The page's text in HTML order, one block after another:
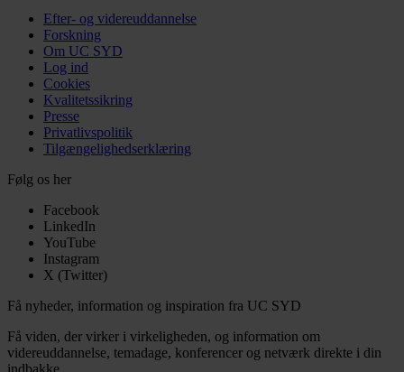
Efter- og videreuddannelse
Forskning
Om UC SYD
Log ind
Cookies
Kvalitetssikring
Presse
Privatlivspolitik
Tilgængelighedserklæring
Følg os her
Facebook
LinkedIn
YouTube
Instagram
X (Twitter)
Få nyheder, information og inspiration fra UC SYD
Få viden, der virker i virkeligheden, og information om
videreuddannelse, temadage, konferencer og netværk direkte i din
indbakke.